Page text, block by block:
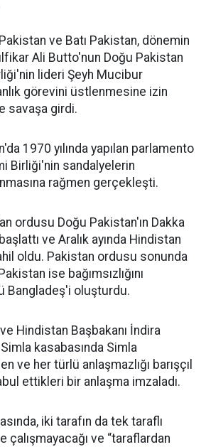
ve Batı Pakistan, dönemin
Ali Butto'nun Doğu Pakistan
lideri Şeyh Mucibur
görevini üstlenmesine izin
savaşa girdi.
1970 yılında yapılan parlamento
Birliği'nin sandalyelerin
rağmen gerçekleşti.
ordusu Doğu Pakistan'ın Dakka
ve Aralık ayında Hindistan
oldu. Pakistan ordusu sonunda
ise bağımsızlığını
Bangladeş'i oluşturdu.
Hindistan Başbakanı İndira
kasabasında Simla
ve her türlü anlaşmazlığı barışçıl
ettikleri bir anlaşma imzaladı.
iki tarafın da tek taraflı
çalışmayacağı ve “taraflardan